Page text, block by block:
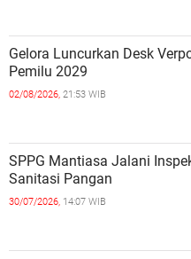
Gelora Luncurkan Desk
Pemilu 2029
02/08/2026, 21:53 WIB
SPPG Mantiasa Jalani
Sanitasi Pangan
30/07/2026, 14:07 WIB